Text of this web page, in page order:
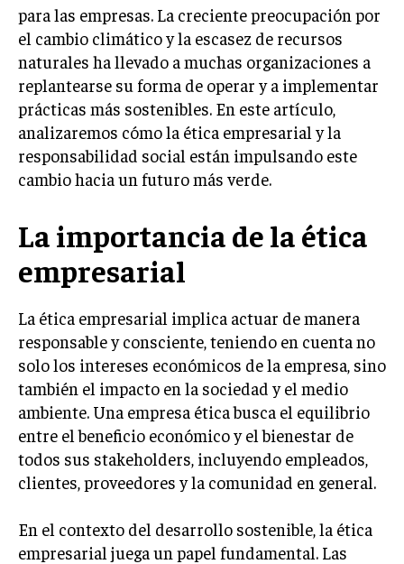
LIFESTYLE
AGENCIAS DE MARKETING
AGENCIAS DE POSICIONAMIENTO WEB SEO
MARKETING DIGITAL
PUBLICIDAD
VENTAS Y PERSUASIÓN
GESTIÓN DE PRODUCTOS
COMUNICACIÓN CORPORATIVA
INVESTIGACIÓN DE MERCADO
para las empresas. La creciente preocupación por
el cambio climático y la escasez de recursos
naturales ha llevado a muchas organizaciones a
replantearse su forma de operar y a implementar
prácticas más sostenibles. En este artículo,
analizaremos cómo la ética empresarial y la
responsabilidad social están impulsando este
cambio hacia un futuro más verde.
La importancia de la ética
empresarial
La ética empresarial implica actuar de manera
responsable y consciente, teniendo en cuenta no
solo los intereses económicos de la empresa, sino
también el impacto en la sociedad y el medio
ambiente. Una empresa ética busca el equilibrio
entre el beneficio económico y el bienestar de
todos sus stakeholders, incluyendo empleados,
clientes, proveedores y la comunidad en general.
En el contexto del desarrollo sostenible, la ética
empresarial juega un papel fundamental. Las